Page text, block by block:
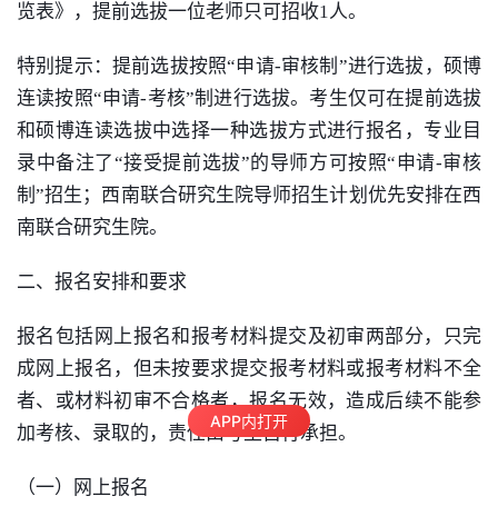
览表》，提前选拔一位老师只可招收1人。
特别提示：提前选拔按照“申请-审核制”进行选拔，硕博
连读按照“申请-考核”制进行选拔。考生仅可在提前选拔
和硕博连读选拔中选择一种选拔方式进行报名，专业目
录中备注了“接受提前选拔”的导师方可按照“申请-审核
制”招生；西南联合研究生院导师招生计划优先安排在西
南联合研究生院。
二、报名安排和要求
报名包括网上报名和报考材料提交及初审两部分，只完
成网上报名，但未按要求提交报考材料或报考材料不全
者、或材料初审不合格者，报名无效，造成后续不能参
加考核、录取的，责任由考生自行承担。
（一） 网上报名
APP内打开